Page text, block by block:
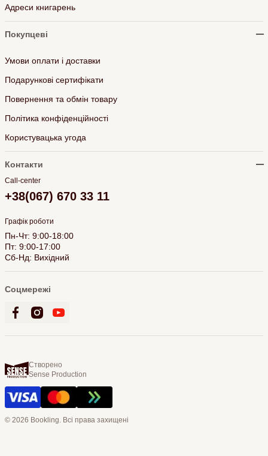
Адреси книгарень
Покупцеві
Умови оплати і доставки
Подарункові сертифікати
Повернення та обмін товару
Політика конфіденційності
Користувацька угода
Контакти
Call-center
+38(067) 670 33 11
Графік роботи
Пн-Чт: 9:00-18:00
Пт: 9:00-17:00
Сб-Нд: Вихідний
Соцмережі
Створено
Sense Production
© 2026 Bookling. Всі права захищені